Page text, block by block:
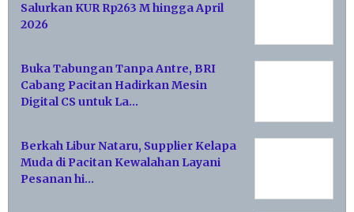
Salurkan KUR Rp263 M hingga April
2026
Buka Tabungan Tanpa Antre, BRI
Cabang Pacitan Hadirkan Mesin
Digital CS untuk La…
Berkah Libur Nataru, Supplier Kelapa
Muda di Pacitan Kewalahan Layani
Pesanan hi…